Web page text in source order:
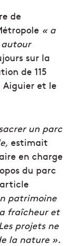
de
« a
sur la
de 115
Aiguier et le
un parc
estimait
en charge
du parc
patrimoine
fraîcheur et
projets ne
la nature ».